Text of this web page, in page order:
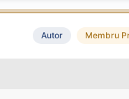
Autor Membru